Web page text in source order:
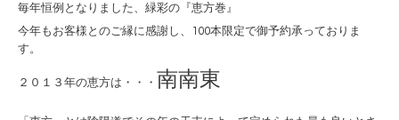
毎年恒例となりました、緑彩の『恵方巻』
今年もお客様とのご縁に感謝し、100本限定で御予約承っておりま
す。
２０１３年の恵方は・・・ 南南東